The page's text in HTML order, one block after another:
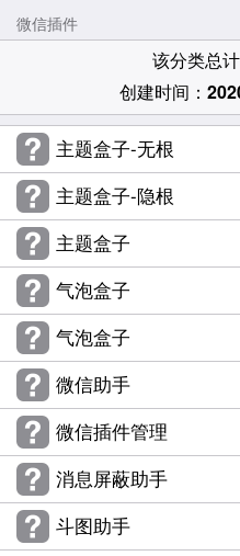
微信插件
该分类总计
创建时间：
主题盒子-无根
主题盒子-隐根
主题盒子
气泡盒子
气泡盒子
微信助手
微信插件管理
消息屏蔽助手
斗图助手